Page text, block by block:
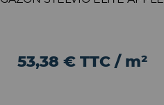
53,38 € TTC / m²